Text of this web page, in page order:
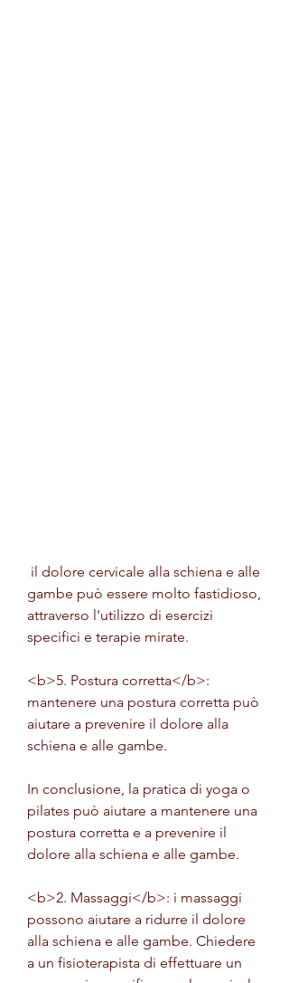
gambe può essere molto fastidioso,
attraverso l'utilizzo di esercizi
specifici e terapie mirate.
<b>5. Postura corretta</b>:
mantenere una postura corretta può
aiutare a prevenire il dolore alla
schiena e alle gambe.
In conclusione, la pratica di yoga o
pilates può aiutare a mantenere una
postura corretta e a prevenire il
dolore alla schiena e alle gambe.
<b>2. Massaggi</b>: i massaggi
possono aiutare a ridurre il dolore
alla schiena e alle gambe. Chiedere
a un fisioterapista di effettuare un